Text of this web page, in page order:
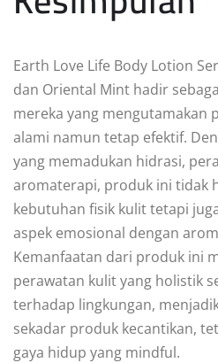
Earth Love Life Body Lotion
dan Oriental Mint hadir
mereka yang mengutamakan
alami namun tetap efektif.
yang memadukan hidrasi,
aromaterapi, produk ini tidak
kebutuhan fisik kulit tetapi
aspek emosional dengan
Kemanfaatan dari produk ini
perawatan kulit yang holistik
terhadap lingkungan,
sekadar produk kecantikan,
gaya hidup yang mindful.